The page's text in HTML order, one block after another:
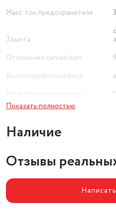
Макс. ток предохранителя
Защита
Отношение сигнал/шум
Высокоуровневый вход
Показать полностью
Наличие
Отзывы